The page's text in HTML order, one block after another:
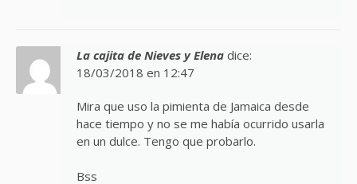
La cajita de Nieves y Elena dice:
18/03/2018 en 12:47
Mira que uso la pimienta de Jamaica desde
hace tiempo y no se me había ocurrido usarla
en un dulce. Tengo que probarlo.
Bss